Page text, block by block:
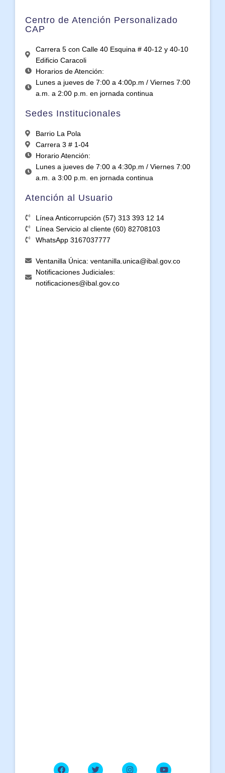
Centro de Atención Personalizado
CAP
Carrera 5 con Calle 40 Esquina # 40-12 y 40-10
Edificio Caracoli
Horarios de Atención:
Lunes a jueves de 7:00 a 4:00p.m / Viernes 7:00
a.m. a 2:00 p.m. en jornada continua
Sedes Institucionales
Barrio La Pola
Carrera 3 # 1-04
Horario Atención:
Lunes a jueves de 7:00 a 4:30p.m / Viernes 7:00
a.m. a 3:00 p.m. en jornada continua
Atención al Usuario
Línea Anticorrupción (57) 313 393 12 14
Línea Servicio al cliente (60) 82708103
WhatsApp 3167037777
Ventanilla Única: ventanilla.unica@ibal.gov.co
Notificaciones Judiciales:
notificaciones@ibal.gov.co